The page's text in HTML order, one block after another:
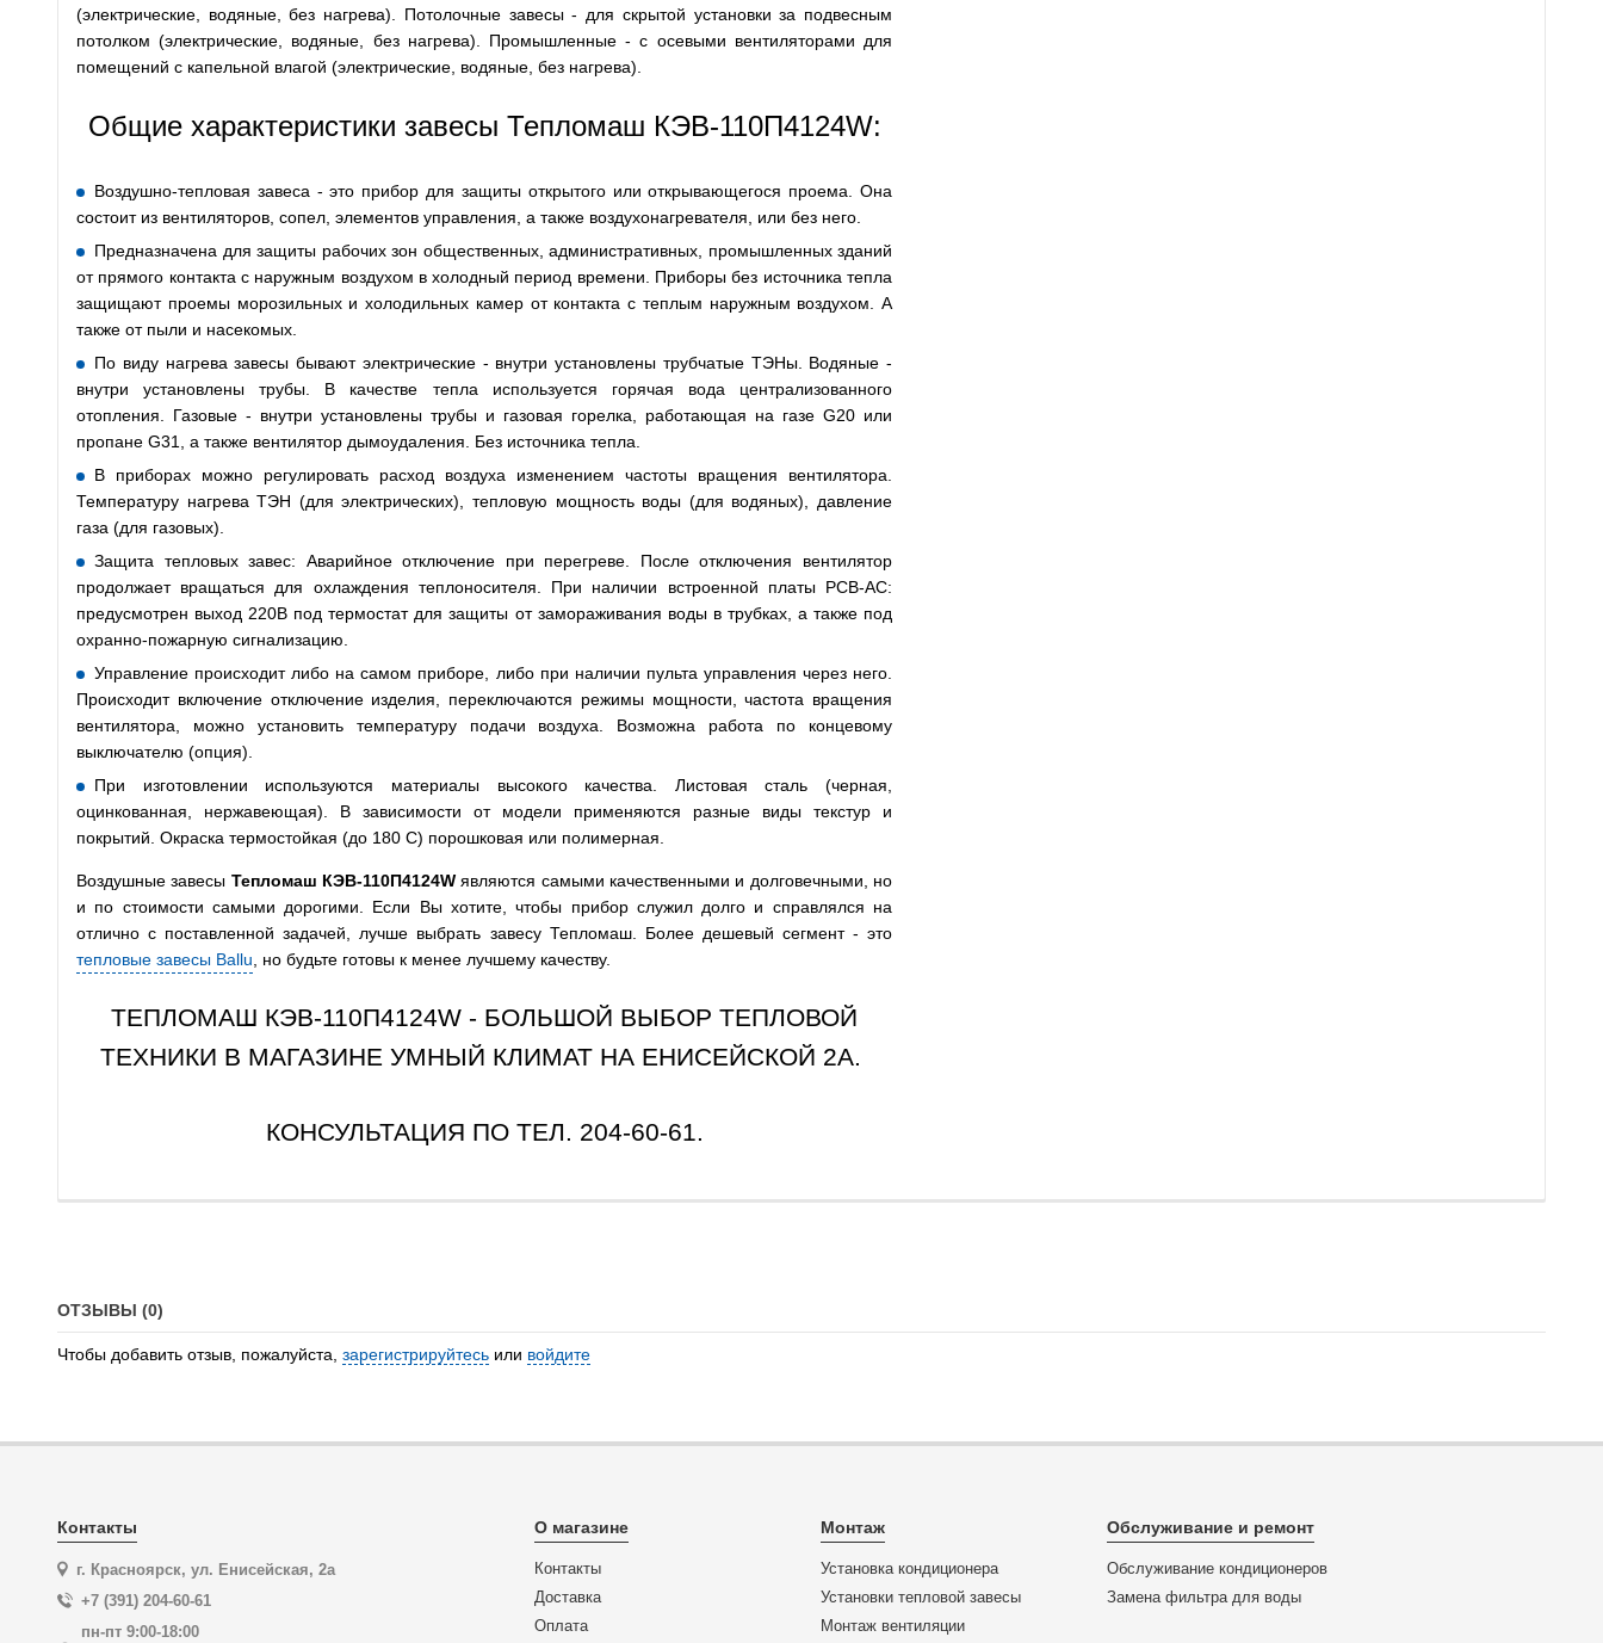
(электрические, водяные, без нагрева). Потолочные завесы - для скрытой установки за подвесным
потолком (электрические, водяные, без нагрева). Промышленные - с осевыми вентиляторами для
помещений с капельной влагой (электрические, водяные, без нагрева).
Общие характеристики завесы Тепломаш КЭВ-110П4124W:
Воздушно-тепловая завеса - это прибор для защиты открытого или открывающегося проема. Она
состоит из вентиляторов, сопел, элементов управления, а также воздухонагревателя, или без него.
Предназначена для защиты рабочих зон общественных, административных, промышленных зданий
от прямого контакта с наружным воздухом в холодный период времени. Приборы без источника тепла
защищают проемы морозильных и холодильных камер от контакта с теплым наружным воздухом. А
также от пыли и насекомых.
По виду нагрева завесы бывают электрические - внутри установлены трубчатые ТЭНы. Водяные -
внутри установлены трубы. В качестве тепла используется горячая вода централизованного
отопления. Газовые - внутри установлены трубы и газовая горелка, работающая на газе G20 или
пропане G31, а также вентилятор дымоудаления. Без источника тепла.
В приборах можно регулировать расход воздуха изменением частоты вращения вентилятора.
Температуру нагрева ТЭН (для электрических), тепловую мощность воды (для водяных), давление
газа (для газовых).
Защита тепловых завес: Аварийное отключение при перегреве. После отключения вентилятор
продолжает вращаться для охлаждения теплоносителя. При наличии встроенной платы РСВ-АС:
предусмотрен выход 220В под термостат для защиты от замораживания воды в трубках, а также под
охранно-пожарную сигнализацию.
Управление происходит либо на самом приборе, либо при наличии пульта управления через него.
Происходит включение отключение изделия, переключаются режимы мощности, частота вращения
вентилятора, можно установить температуру подачи воздуха. Возможна работа по концевому
выключателю (опция).
При изготовлении используются материалы высокого качества. Листовая сталь (черная,
оцинкованная, нержавеющая). В зависимости от модели применяются разные виды текстур и
покрытий. Окраска термостойкая (до 180 С) порошковая или полимерная.
Воздушные завесы Тепломаш КЭВ-110П4124W являются самыми качественными и долговечными, но
и по стоимости самыми дорогими. Если Вы хотите, чтобы прибор служил долго и справлялся на
отлично с поставленной задачей, лучше выбрать завесу Тепломаш. Более дешевый сегмент - это
тепловые завесы Ballu, но будьте готовы к менее лучшему качеству.
ТЕПЛОМАШ КЭВ-110П4124W - БОЛЬШОЙ ВЫБОР ТЕПЛОВОЙ
ТЕХНИКИ В МАГАЗИНЕ УМНЫЙ КЛИМАТ НА ЕНИСЕЙСКОЙ 2А.
КОНСУЛЬТАЦИЯ ПО ТЕЛ. 204-60-61.
ОТЗЫВЫ (0)
Чтобы добавить отзыв, пожалуйста, зарегистрируйтесь или войдите
Контакты
г. Красноярск, ул. Енисейская, 2а
+7 (391) 204-60-61
пн-пт 9:00-18:00
О магазине
Контакты
Доставка
Оплата
Монтаж
Установка кондиционера
Установки тепловой завесы
Монтаж вентиляции
Обслуживание и ремонт
Обслуживание кондиционеров
Замена фильтра для воды